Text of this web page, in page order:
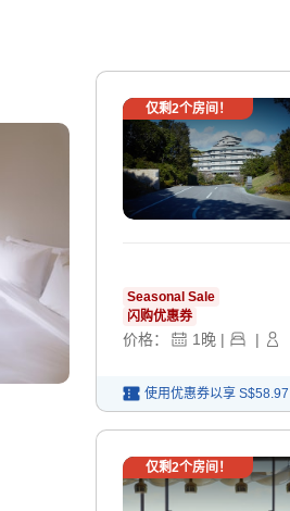
仅剩2个房间！
Seasonal Sale
闪购优惠券
价格： 1晚 | |
使用优惠券以享 S$58.97
仅剩2个房间！